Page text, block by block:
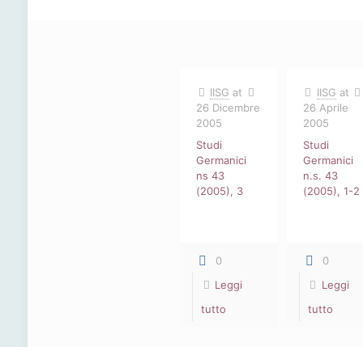
IISG at
26 Dicembre
2005
Studi
Germanici
ns 43
(2005), 3
0
Leggi
tutto
IISG at
26 Aprile
2005
Studi
Germanici
n.s. 43
(2005), 1-2
0
Leggi
tutto-